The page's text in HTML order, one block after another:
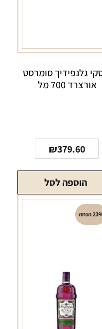
גלנפידיך סומרסט
אורצרד 700 מל
₪379.60
הוספה לסל
הנחה